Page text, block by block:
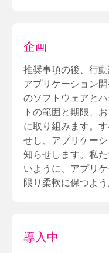
企画
推奨事項の後、行
アプリケーション
のソフトウェアと
トの範囲と期限、
に取り組みます。
せし、アプリケー
知らせします。私
いように、アプリ
限り柔軟に保つよ
導入中